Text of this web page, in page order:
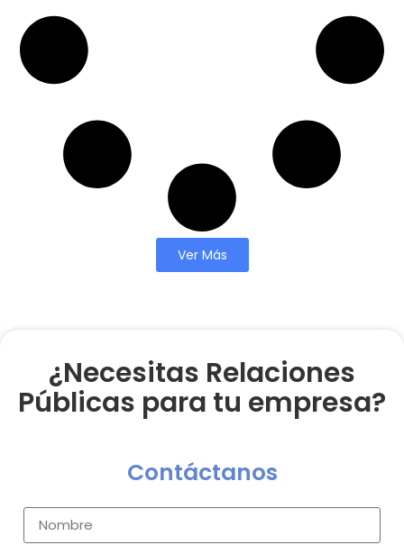
Ver Más
¿Necesitas Relaciones
Públicas para tu empresa?
Contáctanos